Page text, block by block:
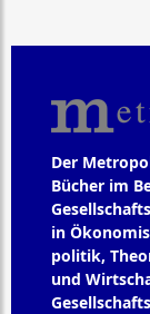
Der
Bücher im
in
politik,
und